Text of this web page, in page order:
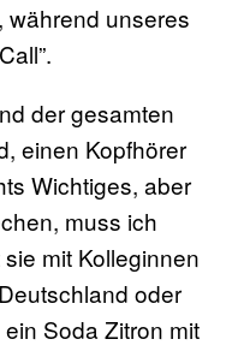
während unseres
der gesamten
einen Kopfhörer
Wichtiges, aber
muss ich
mit Kolleginnen
oder
Soda Zitron mit